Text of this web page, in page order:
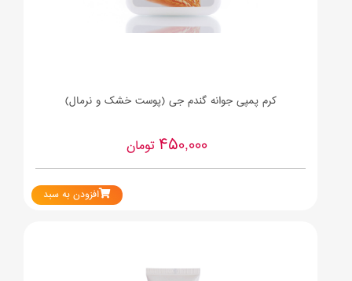
کرم پمپی جوانه گندم جی (پوست خشک و نرمال)
450,000 تومان
افزودن به سبد